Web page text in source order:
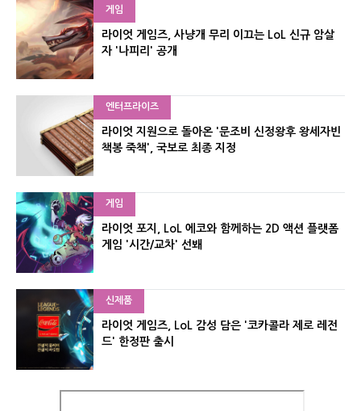
게임
라이엇 게임즈, 사냥개 무리 이끄는 LoL 신규 암살
자 '나피리' 공개
엔터프라이즈
라이엇 지원으로 돌아온 '문조비 신정왕후 왕세자빈
책봉 죽책', 국보로 최종 지정
게임
라이엇 포지, LoL 에코와 함께하는 2D 액션 플랫폼
게임 '시간/교차' 선봬
신제품
라이엇 게임즈, LoL 감성 담은 '코카콜라 제로 레전
드' 한정판 출시